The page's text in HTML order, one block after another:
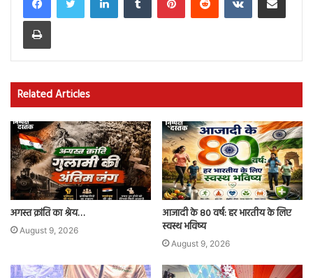
Print
Related Articles
अगस्त क्रांति का श्रेय…
August 9, 2026
आजादी के 80 वर्ष: हर भारतीय के लिए
स्वस्थ भविष्य
August 9, 2026